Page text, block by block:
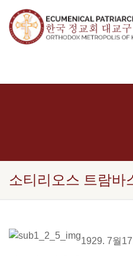
소티리오스 트람바
1929. 7월